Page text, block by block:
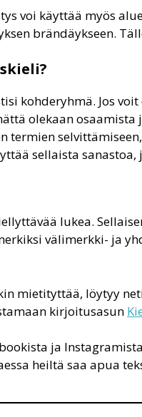
voi käyttää myös
brändäykseen.
kohderyhmä. Jos
olekaan
termien
sellaista
lukea.
välimerkki- ja
mietityttää, löytyy
kirjoitusasun
ja
heiltä saa apua